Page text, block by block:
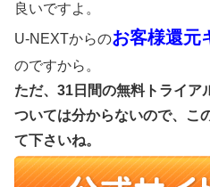
良いですよ。
U-NEXTからのお客様還元
のですから。
ただ、31日間の無料トライア
ついては分からないので、こ
て下さいね。